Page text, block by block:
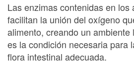
Las enzimas contenidas en los
facilitan la unión del oxígeno
alimento, creando un
es la condición necesaria para
flora intestinal adecuada.